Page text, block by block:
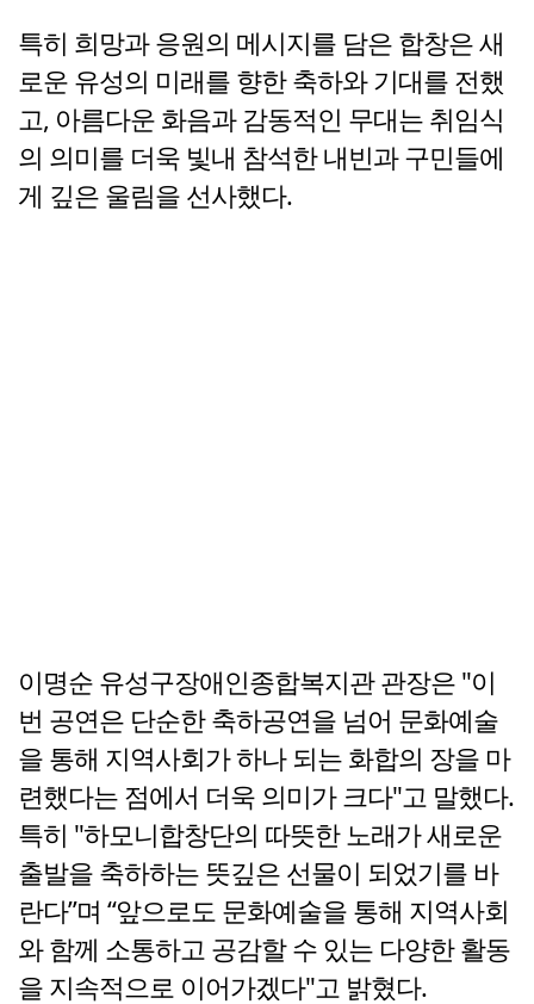
특히 희망과 응원의 메시지를 담은 합창은 새
로운 유성의 미래를 향한 축하와 기대를 전했
고, 아름다운 화음과 감동적인 무대는 취임식
의 의미를 더욱 빛내 참석한 내빈과 구민들에
게 깊은 울림을 선사했다.
이명순 유성구장애인종합복지관 관장은 "이
번 공연은 단순한 축하공연을 넘어 문화예술
을 통해 지역사회가 하나 되는 화합의 장을 마
련했다는 점에서 더욱 의미가 크다"고 말했다.
특히 "하모니합창단의 따뜻한 노래가 새로운
출발을 축하하는 뜻깊은 선물이 되었기를 바
란다”며 “앞으로도 문화예술을 통해 지역사회
와 함께 소통하고 공감할 수 있는 다양한 활동
을 지속적으로 이어가겠다"고 밝혔다.